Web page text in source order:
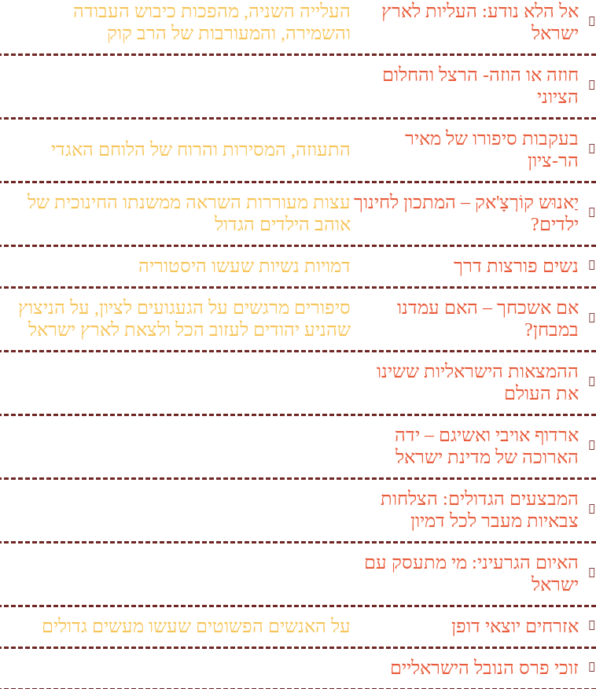
אל הלא נודע: העליות לארץ
ישראל
העלייה השניה, מהפכות כיבוש העבודה
והשמירה, והמעורבות של הרב קוק
חוזה או הוזה- הרצל והחלום
הציוני
בעקבות סיפורו של מאיר
הר-ציון
התעוזה, המסירות והרוח של הלוחם האגדי
יַאנוּש קוֹרְצָ'אק – המתכון לחינוך
ילדים?
עצות מעוררות השראה ממשנתו החינוכית של
אוהב הילדים הגדול
נשים פורצות דרך דמויות נשיות שעשו היסטוריה
אם אשכחך – האם עמדנו
במבחן?
סיפורים מרגשים על הגעגועים לציון, על הניצוץ
שהניע יהודים לעזוב הכל ולצאת לארץ ישראל
ההמצאות הישראליות ששינו
את העולם
ארדוף אויבי ואשיגם – ידה
הארוכה של מדינת ישראל
המבצעים הגדולים: הצלחות
צבאיות מעבר לכל דמיון
האיום הגרעיני: מי מתעסק עם
ישראל
אזרחים יוצאי דופן על האנשים הפשוטים שעשו מעשים גדולים
זוכי פרס הנובל הישראליים